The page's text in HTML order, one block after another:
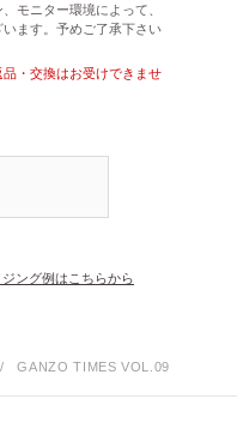
モニター環境によって、
ます。予めご了承下さい
・交換はお受けできませ
ング例はこちらから
/ GANZO TIMES VOL.09